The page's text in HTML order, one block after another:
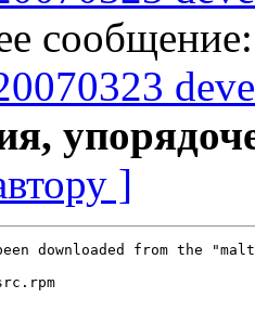
]
downloaded from the